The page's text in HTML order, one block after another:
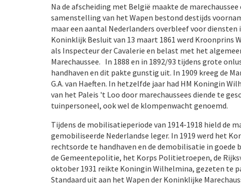
Na de afscheiding met België maakte de
samenstelling van het Wapen bestond destijds
maar een aantal Nederlanders overbleef voor diensten
Koninklijk Besluit van 13 maart 1861 werd Kroonprins
als Inspecteur der Cavalerie en belast met het
Marechaussee. In 1888 en in 1892/93 tijdens grote
handhaven en dit pakte gunstig uit. In 1909 kreeg de
G.A. van Haeften. In hetzelfde jaar had HM Koningin
van het Paleis 't Loo door marechaussees diende te
tuinpersoneel, ook wel de klompenwacht genoemd.
Tijdens de mobilisatieperiode van 1914-1918 hield de
gemobiliseerde Nederlandse leger. In 1919 werd het
rechtsorde te handhaven en de demobilisatie in
de Gemeentepolitie, het Korps Politietroepen, de
oktober 1931 reikte Koningin Wilhelmina, gezeten te
Standaard uit aan het Wapen der Koninklijke